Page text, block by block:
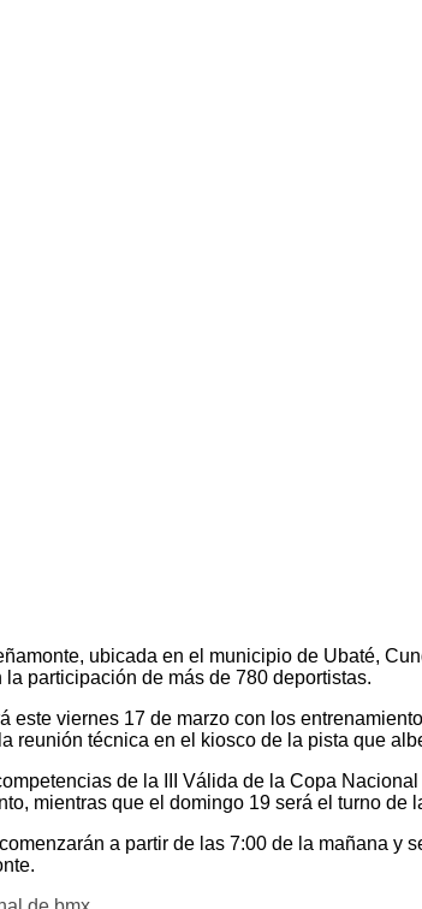
ubicada en el municipio de Ubaté,
participación de más de 780 deportistas.
este viernes 17 de marzo con los
reunión técnica en el kiosco de la pista que
de la III Válida de la Copa
mientras que el domingo 19 será el turno de
a partir de las 7:00 de la mañana